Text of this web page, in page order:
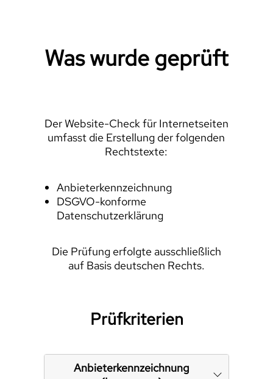
Was wurde geprüft
Der Website-Check für Internetseiten
umfasst die Erstellung der folgenden
Rechtstexte:
Anbieterkennzeichnung
DSGVO-konforme
Datenschutzerklärung
Die Prüfung erfolgte ausschließlich
auf Basis deutschen Rechts.
Prüfkriterien
Anbieterkennzeichnung